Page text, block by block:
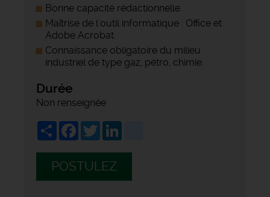
Bonne capacité rédactionnelle.
Maîtrise de l'outil informatique : Office et
Adobe Acrobat.
Connaissance obligatoire du milieu
industriel de type gaz, pétro, chimie.
Durée
Non renseignée
ShareFacebook
Twitter
POSTULEZ